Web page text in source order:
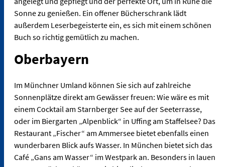
Sonne zu genießen. Ein offener Bücherschrank lädt
außerdem Leserbegeisterte ein, es sich mit einem schönen
Buch so richtig gemütlich zu machen.
Oberbayern
Im Münchner Umland können Sie sich auf zahlreiche
Sonnenplätze direkt am Gewässer freuen: Wie wäre es mit
einem Cocktail am Starnberger See auf der Seeterrasse,
oder im Biergarten „Alpenblick“ in Uffing am Staffelsee? Das
Restaurant „Fischer“ am Ammersee bietet ebenfalls einen
wunderbaren Blick aufs Wasser. In München bietet sich das
Café „Gans am Wasser“ im Westpark an. Besonders in lauen